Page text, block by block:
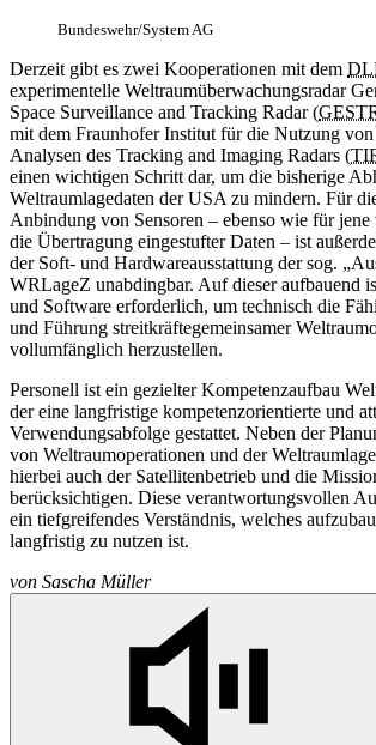
Bundeswehr/System AG
Derzeit gibt es zwei Kooperationen mit dem
experimentelle Weltraumüberwachungsradar
Space Surveillance and Tracking Radar (
mit dem Fraunhofer Institut für die Nutzung
Analysen des Tracking and Imaging Radars (
einen wichtigen Schritt dar, um die bisherige
Weltraumlagedaten der USA zu mindern. Für
Anbindung von Sensoren – ebenso wie für
die Übertragung eingestufter Daten – ist
der Soft- und Hardwareausstattung der sog.
WRLageZ unabdingbar. Auf dieser aufbauend
und Software erforderlich, um technisch die
und Führung streitkräftegemeinsamer
vollumfänglich herzustellen.
Personell ist ein gezielter Kompetenzaufbau
der eine langfristige kompetenzorientierte und
Verwendungsabfolge gestattet. Neben der
von Weltraumoperationen und der
hierbei auch der Satellitenbetrieb und die
berücksichtigen. Diese verantwortungsvollen
ein tiefgreifendes Verständnis, welches
langfristig zu nutzen ist.
von Sascha Müller